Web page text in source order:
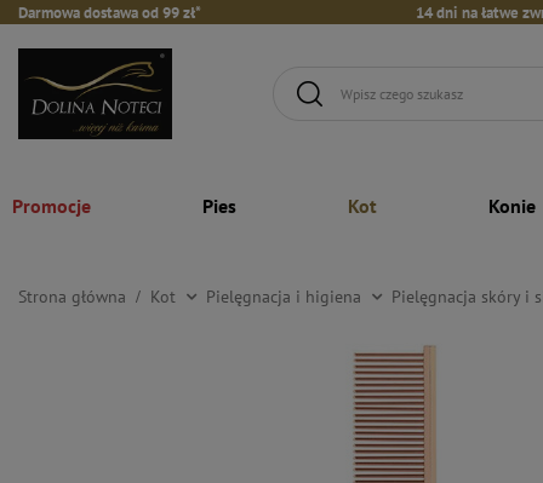
Darmowa dostawa od 99 zł* 14 dni na łatwe
Promocje Pies Kot Konie
Strona główna Kot Pielęgnacja i higiena Pielęgnacja skóry i